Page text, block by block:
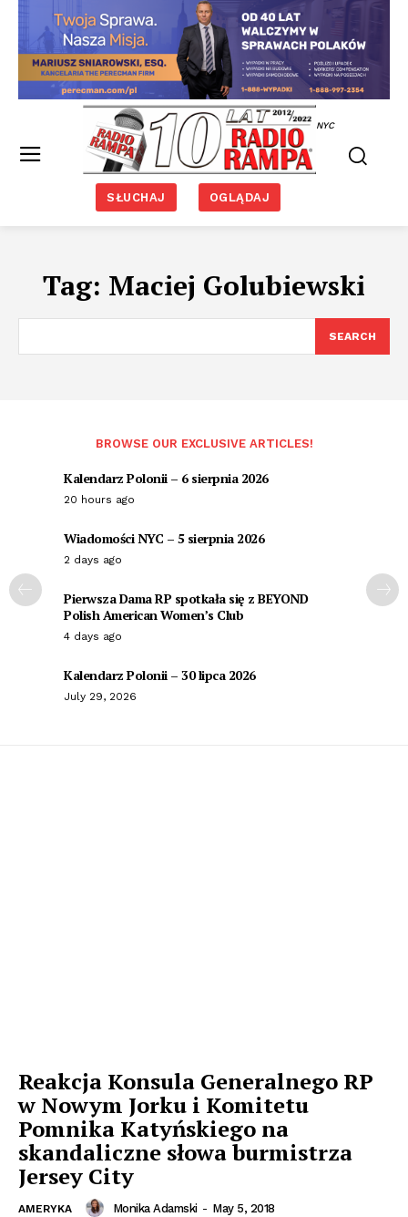
NYC
SŁUCHAJ OGLĄDAJ
Tag: Maciej Golubiewski
SEARCH
BROWSE OUR EXCLUSIVE ARTICLES!
Kalendarz Polonii – 6 sierpnia 2026
20 hours ago
Wiadomości NYC – 5 sierpnia 2026
2 days ago
Pierwsza Dama RP spotkała się z BEYOND
Polish American Women’s Club
4 days ago
Kalendarz Polonii – 30 lipca 2026
July 29, 2026
Reakcja Konsula Generalnego RP
w Nowym Jorku i Komitetu
Pomnika Katyńskiego na
skandaliczne słowa burmistrza
Jersey City
AMERYKA Monika Adamski - May 5, 2018